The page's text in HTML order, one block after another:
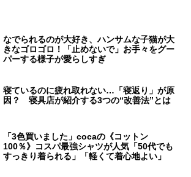
なでられるのが大好き、ハンサムな子猫が大
きなゴロゴロ！「止めないで」お手々をグー
パーする様子が愛らしすぎ
寝ているのに疲れ取れない…「寝返り」が原
因？ 寝具店が紹介する3つの“改善法”とは
「3色買いました」cocaの《コットン
100％》コスパ最強シャツが人気「50代でも
すっきり着られる」「軽くて着心地よい」